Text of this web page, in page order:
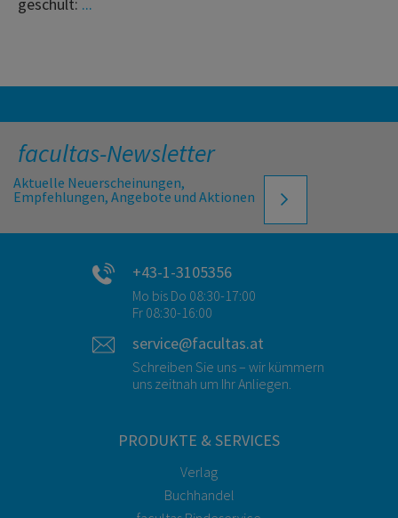
geschult: ...
facultas-Newsletter
Aktuelle Neuerscheinungen,
Empfehlungen, Angebote und Aktionen
+43-1-3105356
Mo bis Do 08:30-17:00
Fr 08:30-16:00
service@facultas.at
Schreiben Sie uns – wir kümmern
uns zeitnah um Ihr Anliegen.
PRODUKTE & SERVICES
Verlag
Buchhandel